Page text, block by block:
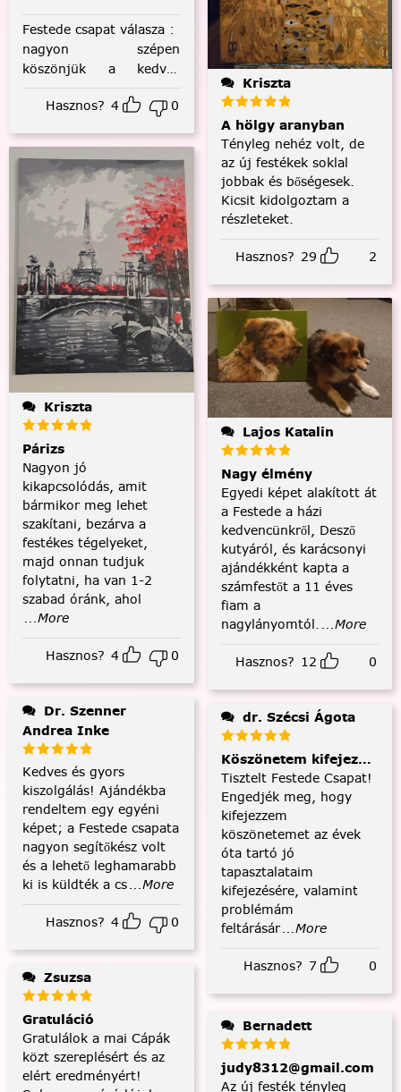
Festede csapat válasza :
nagyon szépen
köszönjük a kedves
visszajelzést! :)
Hasznos? 4 0
Kriszta
Párizs
Nagyon jó
kikapcsolódás, amit
bármikor meg lehet
szakítani, bezárva a
festékes tégelyeket,
majd onnan tudjuk
folytatni, ha van 1-2
szabad óránk, ahol
...More
Hasznos? 4 0
Andrea Inke
Kedves és gyors
kiszolgálás! Ajándékba
rendeltem egy egyéni
képet; a Festede csapata
nagyon segítőkész volt
és a lehető leghamarabb
ki is küldték a cs...More
Hasznos? 4 0
Zsuzsa
Gratuláció
Gratulálok a mai Cápák
közt szereplésért és az
elért eredményért!
Kriszta
A hölgy aranyban
Tényleg nehéz volt, de
az új festékek soklal
jobbak és bőségesek.
Kicsit kidolgoztam a
részleteket.
Hasznos? 29 2
Lajos Katalin
Nagy élmény
Egyedi képet alakított át
a Festede a házi
kedvencünkről, Desző
kutyáról, és karácsonyi
ajándékként kapta a
számfestőt a 11 éves
fiam a
nagylányomtól. ...More
Hasznos? 12 0
dr. Szécsi Ágota
Köszönetem kifejezése
Tisztelt Festede Csapat!
Engedjék meg, hogy
kifejezzem
köszönetemet az évek
óta tartó jó
tapasztalataim
kifejezésére, valamint
problémám
feltárásár...More
Hasznos? 7 0
Bernadett
judy8312@gmail.com
Az új festék tényleg